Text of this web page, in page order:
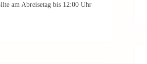
am Abreisetag bis 12:00 Uhr